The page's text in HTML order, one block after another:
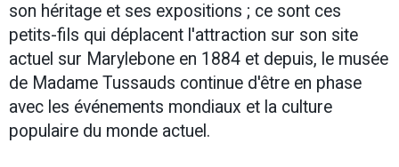
son héritage et ses expositions ; ce sont ces
petits-fils qui déplacent l'attraction sur son site
actuel sur Marylebone en 1884 et depuis, le musée
de Madame Tussauds continue d'être en phase
avec les événements mondiaux et la culture
populaire du monde actuel.